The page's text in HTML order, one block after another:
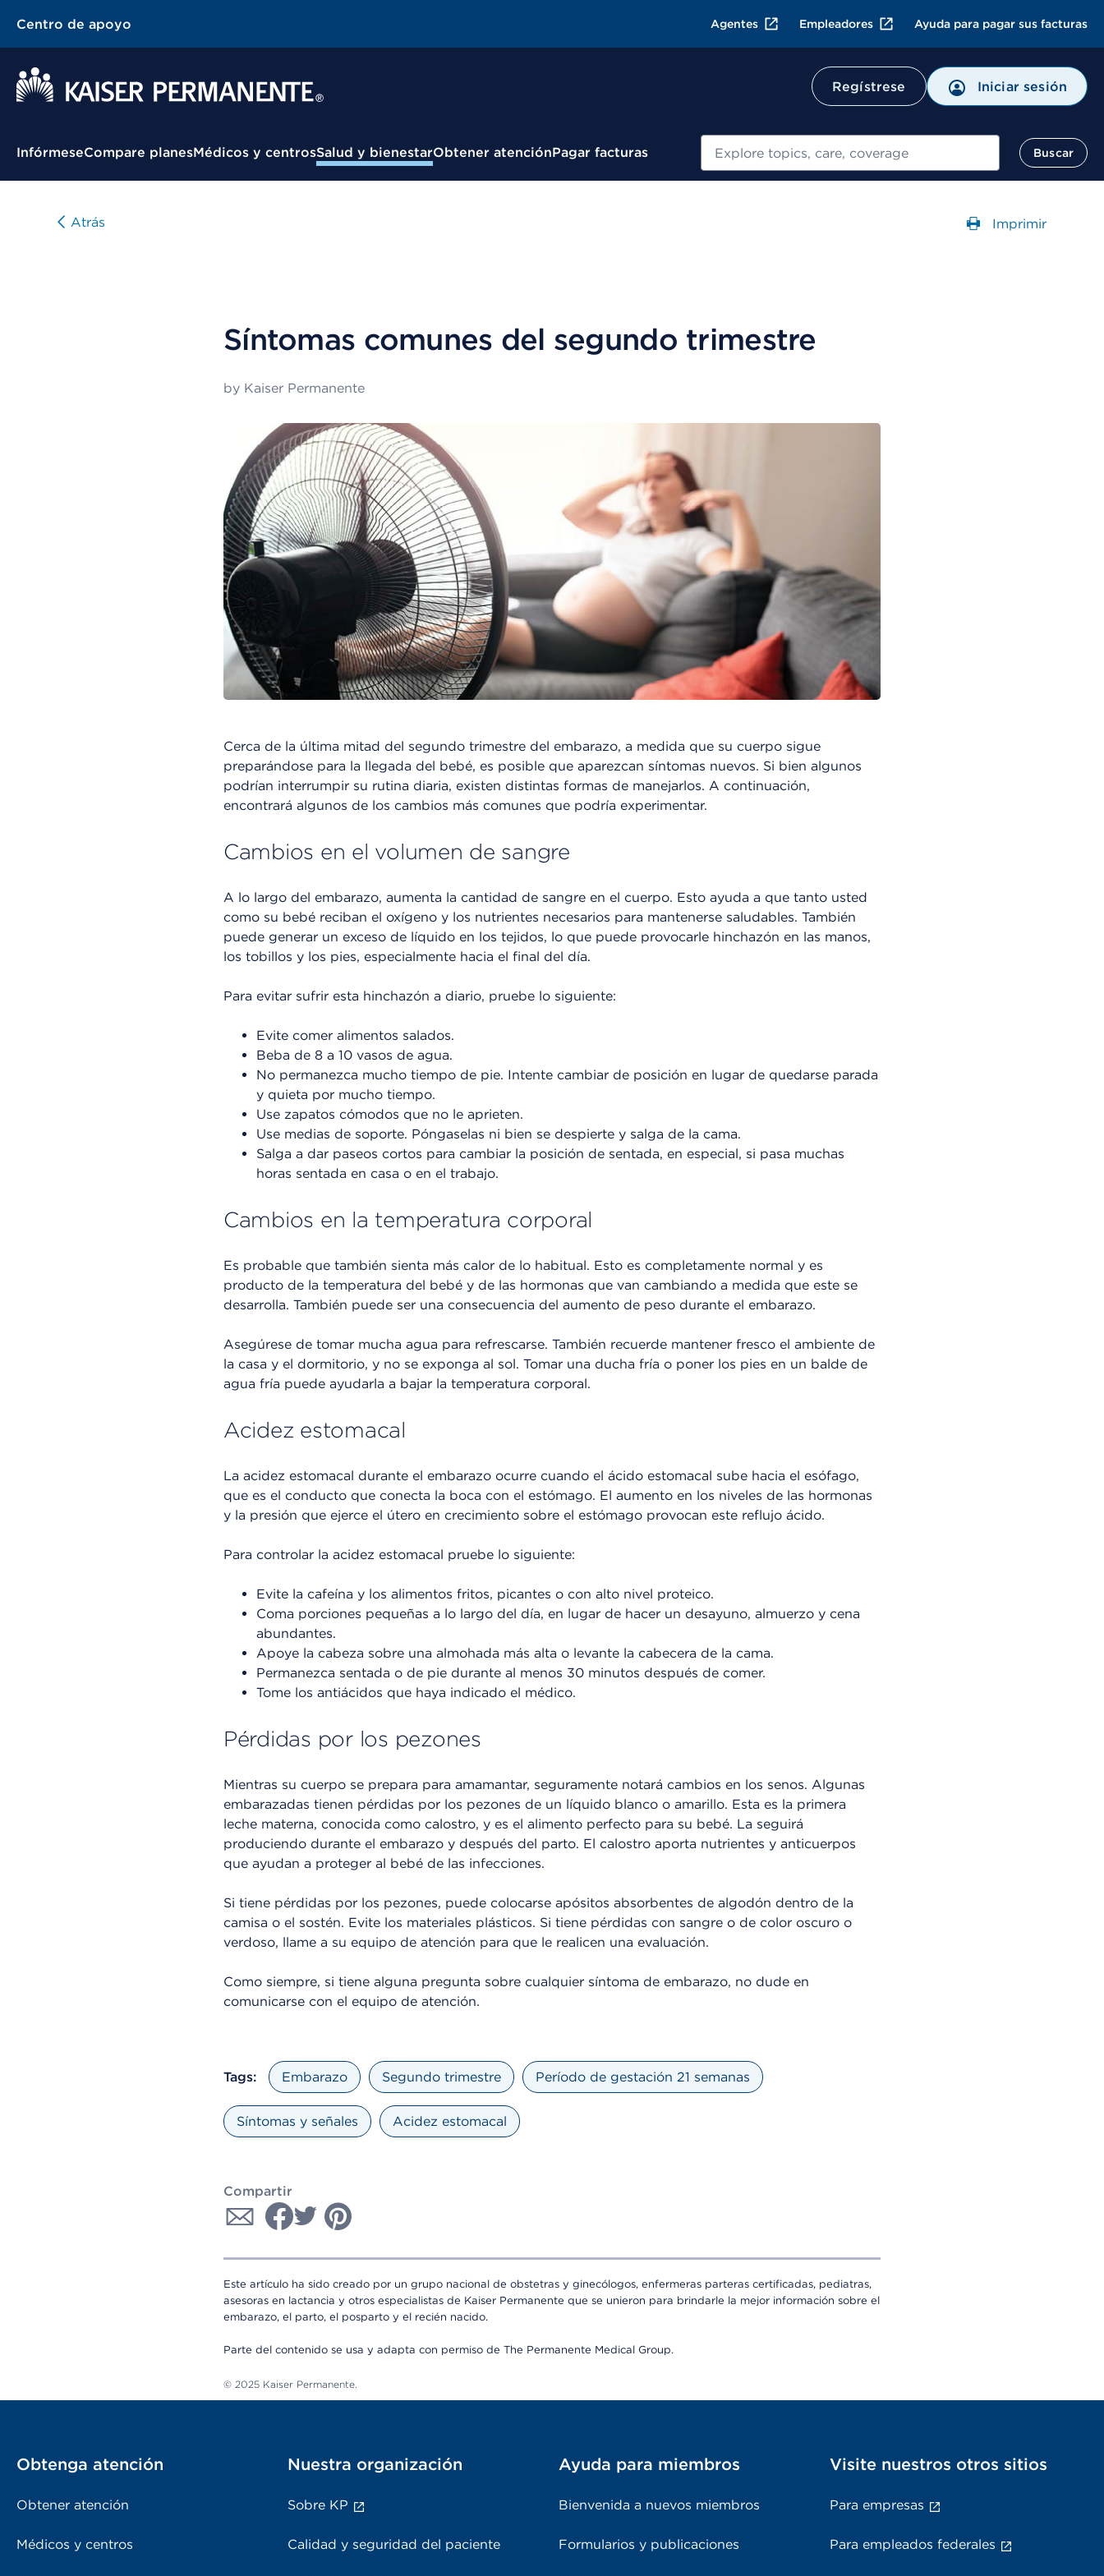
Centro de apoyo Agentes Empleadores Ayuda para pagar sus facturas
Regístrese Iniciar sesión
Menú contextual
InfórmeseCompare planesMédicos y centrosSalud y bienestarObtener atenciónPagar facturas Buscar
Atrás
Imprimir
Síntomas comunes del segundo trimestre
by Kaiser Permanente
Cerca de la última mitad del segundo trimestre del embarazo, a medida que su cuerpo sigue
preparándose para la llegada del bebé, es posible que aparezcan síntomas nuevos. Si bien algunos
podrían interrumpir su rutina diaria, existen distintas formas de manejarlos. A continuación,
encontrará algunos de los cambios más comunes que podría experimentar.
Cambios en el volumen de sangre
A lo largo del embarazo, aumenta la cantidad de sangre en el cuerpo. Esto ayuda a que tanto usted
como su bebé reciban el oxígeno y los nutrientes necesarios para mantenerse saludables. También
puede generar un exceso de líquido en los tejidos, lo que puede provocarle hinchazón en las manos,
los tobillos y los pies, especialmente hacia el final del día.
Para evitar sufrir esta hinchazón a diario, pruebe lo siguiente:
Evite comer alimentos salados.
Beba de 8 a 10 vasos de agua.
No permanezca mucho tiempo de pie. Intente cambiar de posición en lugar de quedarse parada
y quieta por mucho tiempo.
Use zapatos cómodos que no le aprieten.
Use medias de soporte. Póngaselas ni bien se despierte y salga de la cama.
Salga a dar paseos cortos para cambiar la posición de sentada, en especial, si pasa muchas
horas sentada en casa o en el trabajo.
Cambios en la temperatura corporal
Es probable que también sienta más calor de lo habitual. Esto es completamente normal y es
producto de la temperatura del bebé y de las hormonas que van cambiando a medida que este se
desarrolla. También puede ser una consecuencia del aumento de peso durante el embarazo.
Asegúrese de tomar mucha agua para refrescarse. También recuerde mantener fresco el ambiente de
la casa y el dormitorio, y no se exponga al sol. Tomar una ducha fría o poner los pies en un balde de
agua fría puede ayudarla a bajar la temperatura corporal.
Acidez estomacal
La acidez estomacal durante el embarazo ocurre cuando el ácido estomacal sube hacia el esófago,
que es el conducto que conecta la boca con el estómago. El aumento en los niveles de las hormonas
y la presión que ejerce el útero en crecimiento sobre el estómago provocan este reflujo ácido.
Para controlar la acidez estomacal pruebe lo siguiente:
Evite la cafeína y los alimentos fritos, picantes o con alto nivel proteico.
Coma porciones pequeñas a lo largo del día, en lugar de hacer un desayuno, almuerzo y cena
abundantes.
Apoye la cabeza sobre una almohada más alta o levante la cabecera de la cama.
Permanezca sentada o de pie durante al menos 30 minutos después de comer.
Tome los antiácidos que haya indicado el médico.
Pérdidas por los pezones
Mientras su cuerpo se prepara para amamantar, seguramente notará cambios en los senos. Algunas
embarazadas tienen pérdidas por los pezones de un líquido blanco o amarillo. Esta es la primera
leche materna, conocida como calostro, y es el alimento perfecto para su bebé. La seguirá
produciendo durante el embarazo y después del parto. El calostro aporta nutrientes y anticuerpos
que ayudan a proteger al bebé de las infecciones.
Si tiene pérdidas por los pezones, puede colocarse apósitos absorbentes de algodón dentro de la
camisa o el sostén. Evite los materiales plásticos. Si tiene pérdidas con sangre o de color oscuro o
verdoso, llame a su equipo de atención para que le realicen una evaluación.
Como siempre, si tiene alguna pregunta sobre cualquier síntoma de embarazo, no dude en
comunicarse con el equipo de atención.
Tags: Embarazo Segundo trimestre Período de gestación 21 semanas
Síntomas y señales Acidez estomacal
Compartir
Este artículo ha sido creado por un grupo nacional de obstetras y ginecólogos, enfermeras parteras certificadas, pediatras,
asesoras en lactancia y otros especialistas de Kaiser Permanente que se unieron para brindarle la mejor información sobre el
embarazo, el parto, el posparto y el recién nacido.
Parte del contenido se usa y adapta con permiso de The Permanente Medical Group.
© 2025 Kaiser Permanente.
Obtenga atención
Obtener atención
Médicos y centros
Nuestra organización
Sobre KP
Calidad y seguridad del paciente
Ayuda para miembros
Bienvenida a nuevos miembros
Formularios y publicaciones
Visite nuestros otros sitios
Para empresas
Para empleados federales